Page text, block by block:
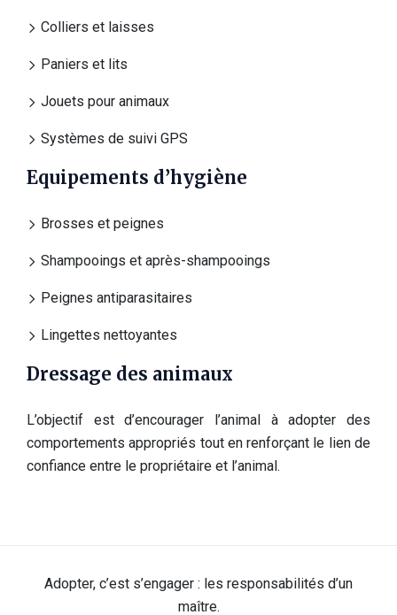
Colliers et laisses
Paniers et lits
Jouets pour animaux
Systèmes de suivi GPS
Equipements d’hygiène
Brosses et peignes
Shampooings et après-shampooings
Peignes antiparasitaires
Lingettes nettoyantes
Dressage des animaux
L’objectif est d’encourager l’animal à adopter des
comportements appropriés tout en renforçant le lien de
confiance entre le propriétaire et l’animal.
Adopter, c’est s’engager : les responsabilités d’un
maître.